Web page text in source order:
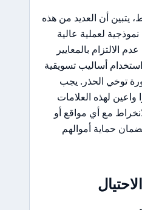
يتبين أن العديد من هذه
لعملية عالية
الالتزام بالمعايير
استخدام أساليب تسويقية
توخي الحذر. يجب
واعين لهذه العلامات
مع أي مواقع أو
حماية أموالهم